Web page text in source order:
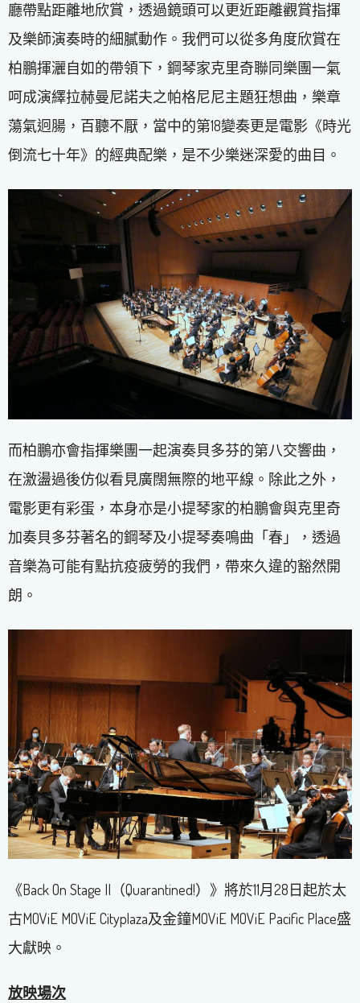
廳帶點距離地欣賞，透過鏡頭可以更近距離觀賞指揮
及樂師演奏時的細膩動作。我們可以從多角度欣賞在
柏鵬揮灑自如的帶領下，鋼琴家克里奇聯同樂團一氣
呵成演繹拉赫曼尼諾夫之帕格尼尼主題狂想曲，樂章
蕩氣迥腸，百聽不厭，當中的第18變奏更是電影《時光
倒流七十年》的經典配樂，是不少樂迷深愛的曲目。
而柏鵬亦會指揮樂團一起演奏貝多芬的第八交響曲，
在激盪過後仿似看見廣闊無際的地平線。除此之外，
電影更有彩蛋，本身亦是小提琴家的柏鵬會與克里奇
加奏貝多芬著名的鋼琴及小提琴奏鳴曲「春」，透過
音樂為可能有點抗疫疲勞的我們，帶來久違的豁然開
朗。
《Back On Stage II（Quarantined!）》將於11月28日起於太
古MOViE MOViE Cityplaza及金鐘MOViE MOViE Pacific Place盛
大獻映。
放映場次